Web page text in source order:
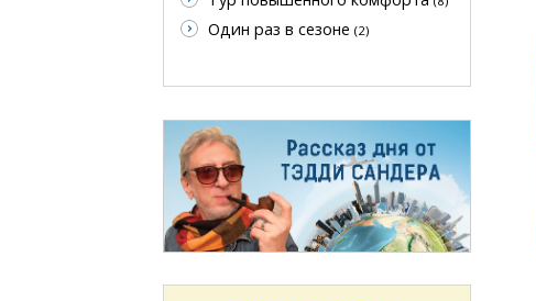
Один раз в сезоне (2)